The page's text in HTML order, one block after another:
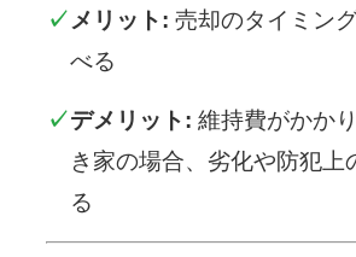
メリット: 売却のタイミン
べる
デメリット: 維持費がかか
き家の場合、劣化や防犯上
る